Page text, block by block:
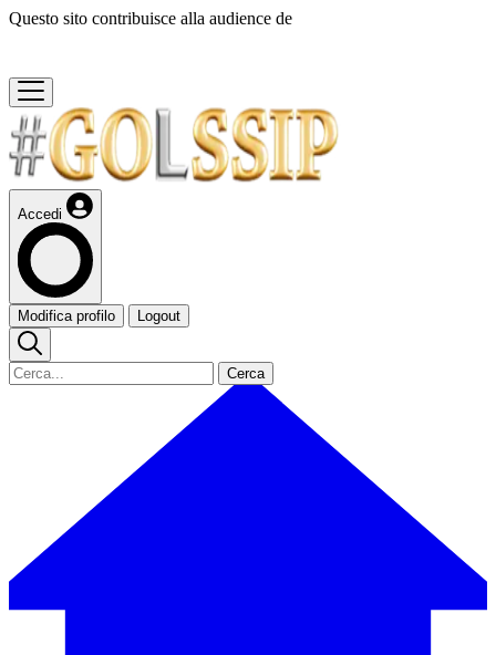
Questo sito contribuisce alla audience de
Accedi
Modifica profilo Logout
Cerca